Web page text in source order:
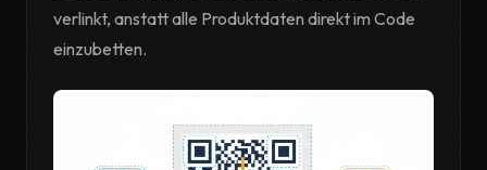
verlinkt, anstatt alle Produktdaten direkt im Code
einzubetten.